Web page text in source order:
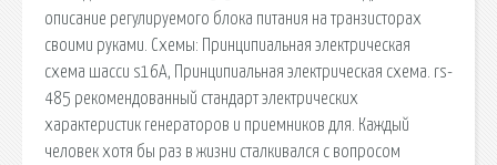
описание регулируемого блока питания на транзисторах
своими руками. Схемы: Принципиальная электрическая
схема шасси s16А, Принципиальная электрическая схема. rs-
485 рекомендованный стандарт электрических
характеристик генераторов и приемников для. Каждый
человек хотя бы раз в жизни сталкивался с вопросом